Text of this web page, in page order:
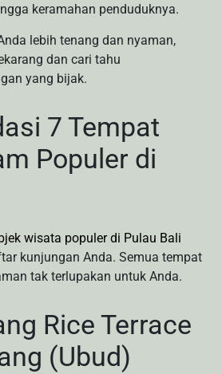
keramahan penduduknya.
lebih tenang dan nyaman,
dan cari tahu
yang bijak.
7 Tempat
Populer di
wisata populer di Pulau Bali
kunjungan Anda. Semua tempat
tak terlupakan untuk Anda.
Rice Terrace
(Ubud)